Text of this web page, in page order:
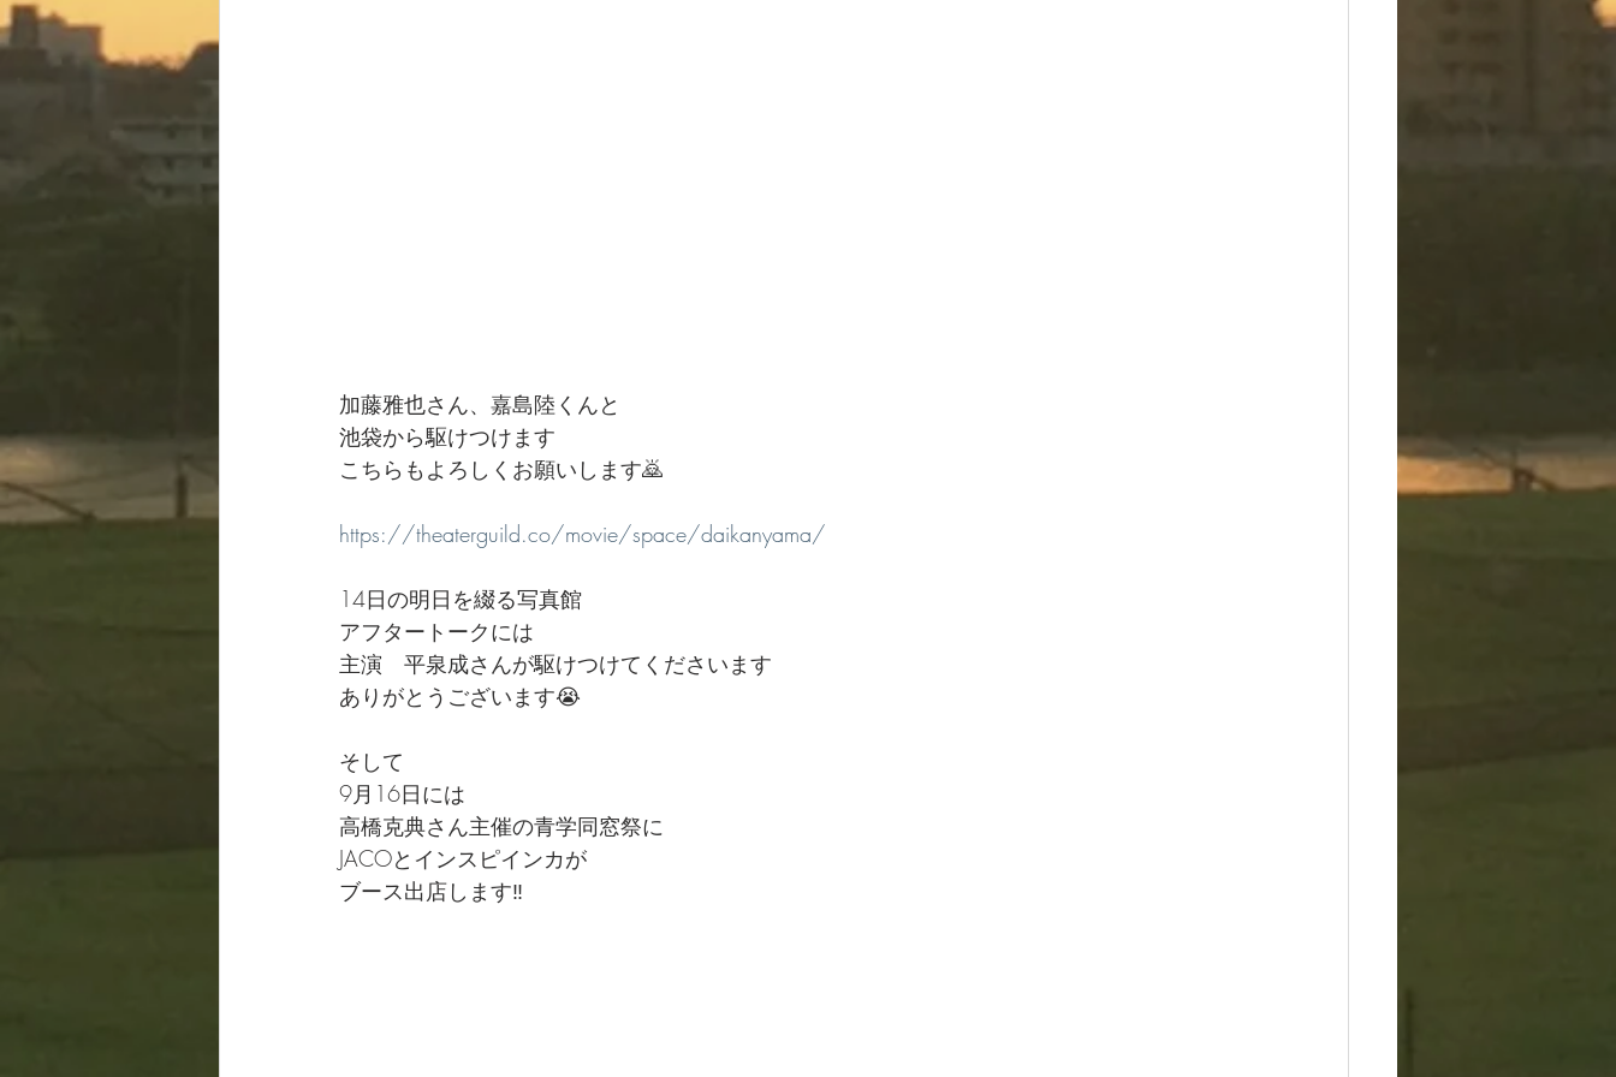
加藤雅也さん、嘉島陸くんと
池袋から駆けつけます
こちらもよろしくお願いします🙇
https://theaterguild.co/movie/space/daikanyama/
14日の明日を綴る写真館
アフタートークには
主演　平泉成さんが駆けつけてくださいます
ありがとうございます😭
そして
9月16日には
高橋克典さん主催の青学同窓祭に
JACOとインスピインカが
ブース出店します‼️